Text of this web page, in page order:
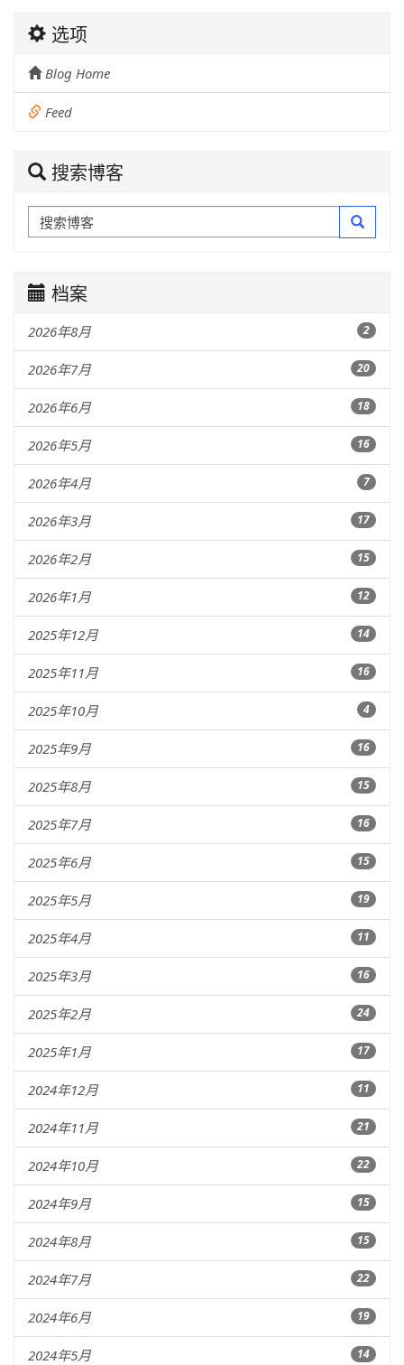
选项
Blog Home
Feed
搜索博客
档案
2026年8月 2
2026年7月 20
2026年6月 18
2026年5月 16
2026年4月 7
2026年3月 17
2026年2月 15
2026年1月 12
2025年12月 14
2025年11月 16
2025年10月 4
2025年9月 16
2025年8月 15
2025年7月 16
2025年6月 15
2025年5月 19
2025年4月 11
2025年3月 16
2025年2月 24
2025年1月 17
2024年12月 11
2024年11月 21
2024年10月 22
2024年9月 15
2024年8月 15
2024年7月 22
2024年6月 19
2024年5月 14